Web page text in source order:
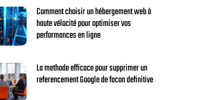
Comment choisir un hébergement web à
haute vélocité pour optimiser vos
performances en ligne
La methode efficace pour supprimer un
referencement Google de facon definitive